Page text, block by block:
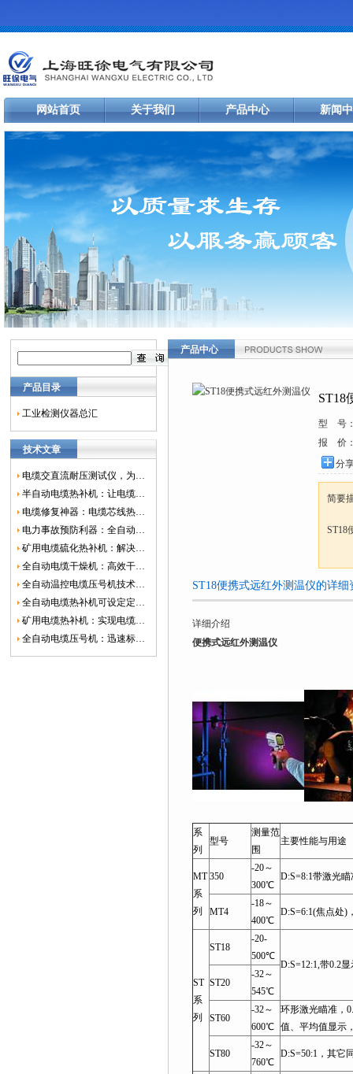
网站首页 关于我们 产品中心 新闻
产品目录
工业检测仪器总汇
技术文章
电缆交直流耐压测试仪，为电网安全保驾护航
半自动电缆热补机：让电缆修复更简单、更高效！
电缆修复神器：电缆芯线热补机如何保障电网安全？
电力事故预防利器：全自动控温电缆热补机
矿用电缆硫化热补机：解决矿山电缆故障的新选择
全自动电缆干燥机：高效干燥，电缆质量
全自动温控电缆压号机技术革新：数字化标识的新趋势
全自动电缆热补机可设定定时功能，实现自动化热补
矿用电缆热补机：实现电缆故障修复的高效装置
全自动电缆压号机：迅速标识电缆的利器
产品中心
ST18
型 号
报 价
分
简要
ST18
ST18便携式远红外测温仪的详细
详细介绍
便携式远红外测温仪
系
列
型号
测量范
围
主要性能与用途
MT
系
列
350
-20～
300℃
D:S=8:1带激光瞄
MT4
-18～
400℃
D:S=6:1(焦点处)
ST
系
列
ST18
-20-
500℃
D:S=12:1,带0.2
ST20
-32～
545℃
ST60
-32～
600℃
环形激光瞄准，
值、平均值显示
ST80
-32～
760℃
D:S=50:1，其它